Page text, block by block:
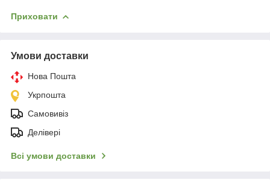
Приховати
Умови доставки
Нова Пошта
Укрпошта
Самовивіз
Делівері
Всі умови доставки